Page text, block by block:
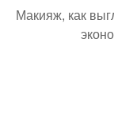
Макияж, как